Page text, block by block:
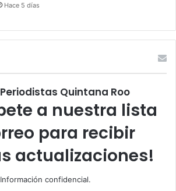
Hace 5 días
Quintana Roo
a nuestra lista
para recibir
actualizaciones!
Información confidencial.